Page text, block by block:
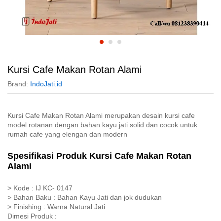
Kursi Cafe Makan Rotan Alami
Brand: IndoJati.id
Kursi Cafe Makan Rotan Alami merupakan desain kursi cafe
model rotanan dengan bahan kayu jati solid dan cocok untuk
rumah cafe yang elengan dan modern
Spesifikasi Produk Kursi Cafe Makan Rotan
Alami
> Kode : IJ KC- 0147
> Bahan Baku : Bahan Kayu Jati dan jok dudukan
> Finishing : Warna Natural Jati
Dimesi Produk :